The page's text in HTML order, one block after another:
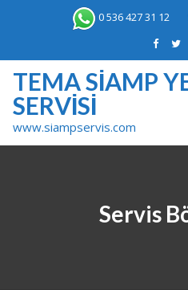
0 536 427 31 12
TEMA SIAMP
SERVISI
www.siampservis.com
Servis